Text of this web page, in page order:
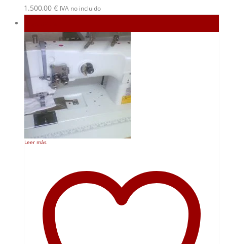
1.500,00 € IVA no incluido
Leer más